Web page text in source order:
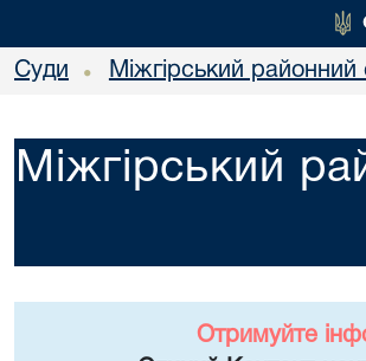
Суди • Міжгірський районний
Міжгірський
Отримуйте